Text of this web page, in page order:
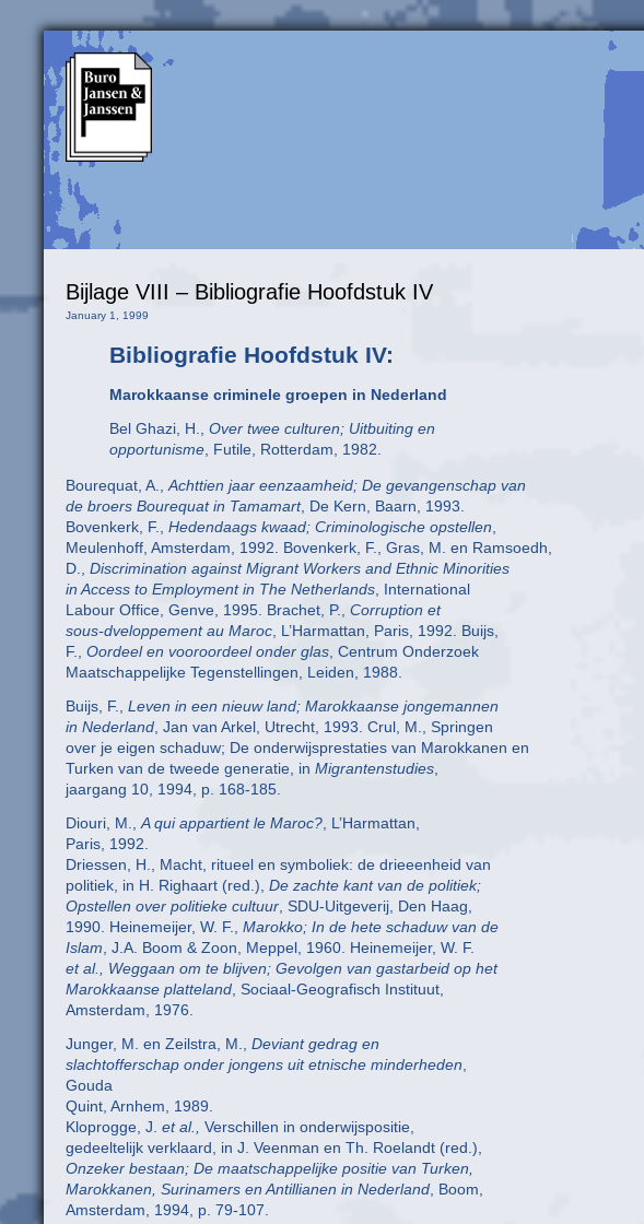
Bijlage VIII – Bibliografie Hoofdstuk IV
January 1, 1999
Bibliografie Hoofdstuk IV:
Marokkaanse criminele groepen in Nederland
Bel Ghazi, H., Over twee culturen; Uitbuiting en
opportunisme , Futile, Rotterdam, 1982.
Bourequat, A., Achttien jaar eenzaamheid; De gevangenschap van
de broers Bourequat in Tamamart, De Kern, Baarn, 1993.
Bovenkerk, F., Hedendaags kwaad; Criminologische opstellen
Meulenhoff, Amsterdam, 1992. Bovenkerk, F., Gras, M. en Ramsoedh,
D., Discrimination against Migrant Workers and Ethnic Minorities
in Access to Employment in The Netherlands , International
Labour Office, Genve, 1995. Brachet, P., Corruption et
sous-dveloppement au Maroc , L’Harmattan, Paris, 1992. Buijs,
F., Oordeel en vooroordeel onder glas , Centrum Onderzoek
Maatschappelijke Tegenstellingen, Leiden, 1988.
Buijs, F., Leven in een nieuw land; Marokkaanse jongemannen
in Nederland , Jan van Arkel, Utrecht, 1993. Crul, M., Springen
over je eigen schaduw; De onderwijsprestaties van Marokkanen en
Turken van de tweede generatie, in Migrantenstudies
jaargang 10, 1994, p. 168-185.
Diouri, M., A qui appartient le Maroc? , L’Harmattan,
Paris, 1992.
Driessen, H., Macht, ritueel en symboliek: de drieeenheid van
politiek, in H. Righaart (red.), De zachte kant van de politiek;
Opstellen over politieke cultuur , SDU-Uitgeverij, Den Haag,
1990. Heinemeijer, W. F., Marokko; In de hete schaduw van de
Islam , J.A. Boom & Zoon, Meppel, 1960. Heinemeijer, W. F.
et al., Weggaan om te blijven; Gevolgen van gastarbeid op het
Marokkaanse platteland , Sociaal-Geografisch Instituut,
Amsterdam, 1976.
Junger, M. en Zeilstra, M., Deviant gedrag en
slachtofferschap onder jongens uit etnische minderheden
Gouda
Quint, Arnhem, 1989.
Kloprogge, J. et al.,
Verschillen in onderwijspositie,
gedeeltelijk verklaard, in J. Veenman en Th. Roelandt (red.),
Onzeker bestaan; De maatschappelijke positie van Turken,
Marokkanen, Surinamers en Antillianen in Nederland , Boom,
Amsterdam, 1994, p. 79-107.